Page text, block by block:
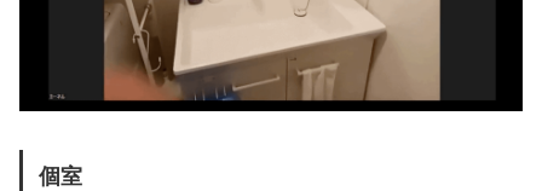
個室